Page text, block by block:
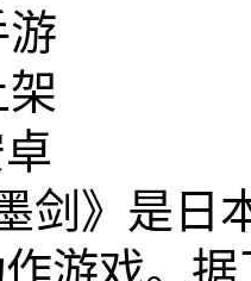
剑》是日
游戏。